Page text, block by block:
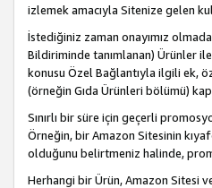
izlemek amacıyla Sitenize gelen
İstediğiniz zaman onayımız
Bildiriminde tanımlanan) Ürünler
konusu Özel Bağlantıyla ilgili ek,
(örneğin Gıda Ürünleri bölümü)
Sınırlı bir süre için geçerli
Örneğin, bir Amazon Sitesinin
olduğunu belirtmeniz halinde,
Herhangi bir Ürün, Amazon Sitesi